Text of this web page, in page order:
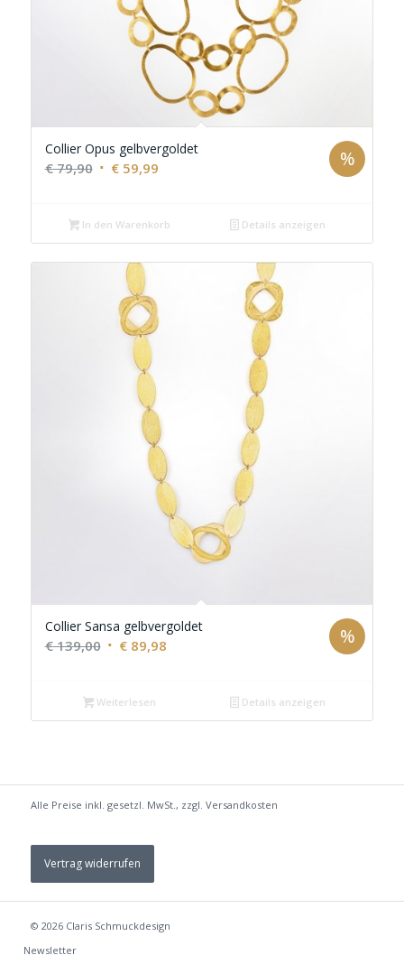
Collier Opus gelbvergoldet
€79,90 Ursprünglicher
€ 79,90
€59,99Aktueller
€ 59,99.
%
In den Warenkorb Details anzeigen
Collier Sansa gelbvergoldet
€139,00 Ursprünglicher
€ 139,00
€89,98Aktueller
%
Weiterlesen Details anzeigen
Alle Preise inkl. gesetzl. MwSt., zzgl. Versandkosten
Vertrag widerrufen
© 2026 Claris Schmuckdesign
Newsletter